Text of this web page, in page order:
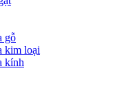
gỗ
kim loại
kính